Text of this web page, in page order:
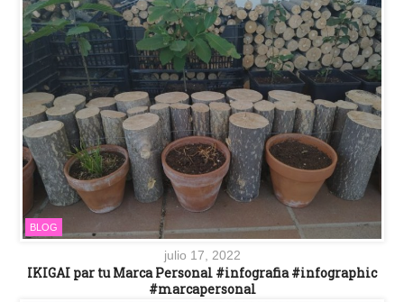
BLOG
julio 17, 2022
IKIGAI par tu Marca Personal #infografia #infographic
#marcapersonal